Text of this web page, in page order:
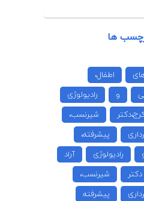
ها
اطفال،
و
رادیولوژی
شیرنسب،
پیشرفته،
رادیولوژی
آراد
دکتر
شیرنسب،
پیشرفته